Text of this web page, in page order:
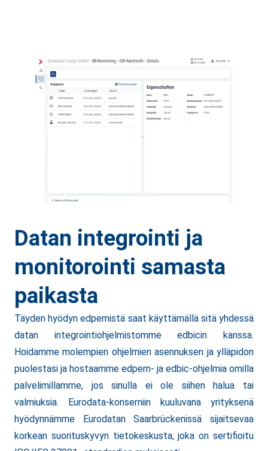
Datan integrointi ja
monitorointi samasta
paikasta
Täyden hyödyn edpemistä saat käyttämällä sitä yhdessä
datan integrointiohjelmistomme edbicin kanssa.
Hoidamme molempien ohjelmien asennuksen ja ylläpidon
puolestasi ja hostaamme edpem- ja edbic-ohjelmia omilla
palvelimillamme, jos sinulla ei ole siihen halua tai
valmiuksia. Eurodata-konserniin kuuluvana yrityksenä
hyödynnämme Eurodatan Saarbrückenissä sijaitsevaa
korkean suorituskyvyn tietokeskusta, joka on sertifioitu